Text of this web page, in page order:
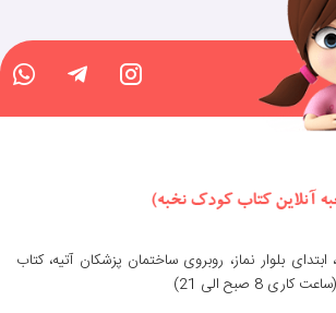
بلوار نماز، روبروی ساختمان پزشکان آتیه، کتاب
8 صبح الی 21)